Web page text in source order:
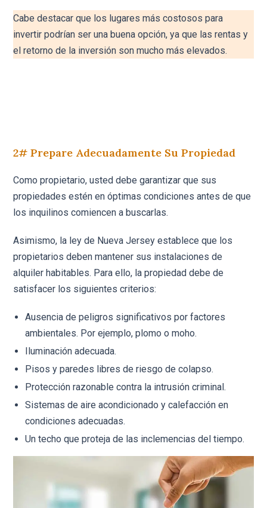
Cabe destacar que los lugares más costosos para
invertir podrían ser una buena opción, ya que las rentas y
el retorno de la inversión son mucho más elevados.
2# Prepare Adecuadamente Su Propiedad
Como propietario, usted debe garantizar que sus
propiedades estén en óptimas condiciones antes de que
los inquilinos comiencen a buscarlas.
Asimismo, la ley de Nueva Jersey establece que los
propietarios deben mantener sus instalaciones de
alquiler habitables. Para ello, la propiedad debe de
satisfacer los siguientes criterios:
Ausencia de peligros significativos por factores
ambientales. Por ejemplo, plomo o moho.
Iluminación adecuada.
Pisos y paredes libres de riesgo de colapso.
Protección razonable contra la intrusión criminal.
Sistemas de aire acondicionado y calefacción en
condiciones adecuadas.
Un techo que proteja de las inclemencias del tiempo.